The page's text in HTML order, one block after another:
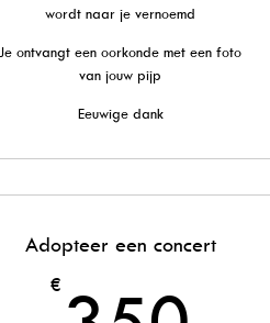
wordt naar je vernoemd
Je ontvangt een oorkonde met een foto
van jouw pijp
Eeuwige dank
Adopteer een concert
€